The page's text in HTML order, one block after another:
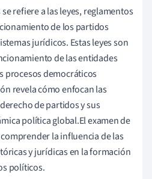
refiere a las leyes, reglamentos
de los partidos
jurídicos. Estas leyes son
de las entidades
procesos democráticos
revela cómo enfocan las
de partidos y sus
política global.El examen de
la influencia de las
y jurídicas en la formación
políticos.